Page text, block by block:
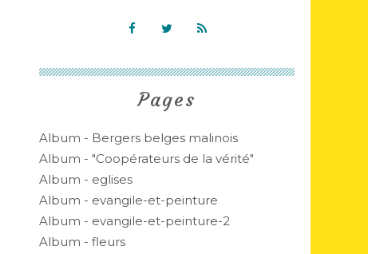
Pages
Album - Bergers belges malinois
Album - "Coopérateurs de la vérité"
Album - eglises
Album - evangile-et-peinture
Album - evangile-et-peinture-2
Album - fleurs